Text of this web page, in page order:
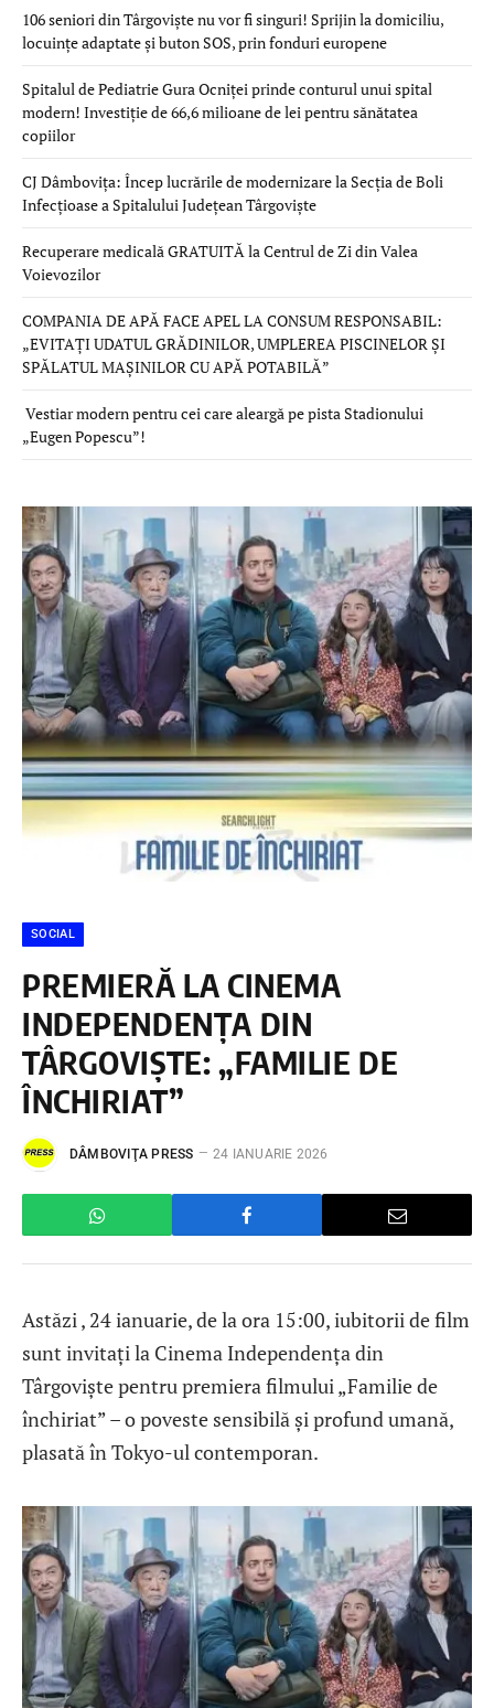
106 seniori din Târgoviște nu vor fi singuri! Sprijin la domiciliu,
locuințe adaptate și buton SOS, prin fonduri europene
Spitalul de Pediatrie Gura Ocniței prinde conturul unui spital
modern! Investiție de 66,6 milioane de lei pentru sănătatea
copiilor
CJ Dâmbovița: Încep lucrările de modernizare la Secția de Boli
Infecțioase a Spitalului Județean Târgoviște
Recuperare medicală GRATUITĂ la Centrul de Zi din Valea
Voievozilor
COMPANIA DE APĂ FACE APEL LA CONSUM RESPONSABIL:
„EVITAȚI UDATUL GRĂDINILOR, UMPLEREA PISCINELOR ȘI
SPĂLATUL MAȘINILOR CU APĂ POTABILĂ”
Vestiar modern pentru cei care aleargă pe pista Stadionului
„Eugen Popescu”!
SOCIAL
PREMIERĂ LA CINEMA
INDEPENDENȚA DIN
TÂRGOVIȘTE: „FAMILIE DE
ÎNCHIRIAT”
DÂMBOVIŢA PRESS 24 IANUARIE 2026
Astăzi , 24 ianuarie, de la ora 15:00, iubitorii de film
sunt invitați la Cinema Independența din
Târgoviște pentru premiera filmului „Familie de
închiriat” – o poveste sensibilă și profund umană,
plasată în Tokyo-ul contemporan.